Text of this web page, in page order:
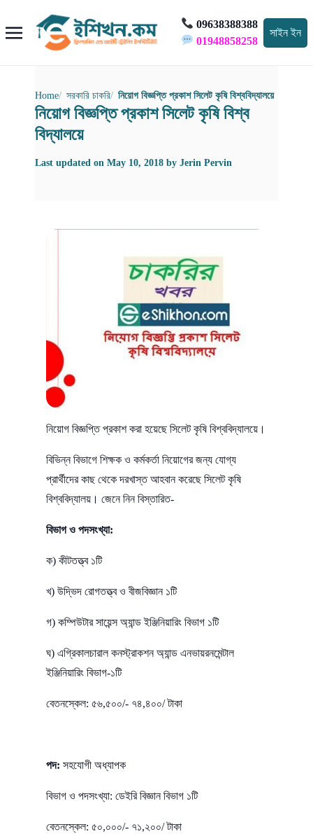
09638388388
01948858258
সাইন ইন
Home সরকারি চাকরি নিয়োগ বিজ্ঞপ্তি প্রকাশ সিলেট কৃষি বিশ্ববিদ্যালয়ে
নিয়োগ বিজ্ঞপ্তি প্রকাশ সিলেট কৃষি বিশ্ব
বিদ্যালয়ে
Last updated on May 10, 2018 by Jerin Pervin
নিয়োগ বিজ্ঞপ্তি প্রকাশ করা হয়েছে সিলেট কৃষি বিশ্ববিদ্যালয়ে।
বিভিন্ন বিভাগে শিক্ষক ও কর্মকর্তা নিয়োগের জন্য যোগ্য
প্রার্থীদের কাছ থেকে দরখাস্ত আহবান করেছে সিলেট কৃষি
বিশ্ববিদ্যালয়। জেনে নিন বিস্তারিত-
বিভাগ ও পদসংখ্যা:
ক) কীটতত্ত্ব ১টি
খ) উদ্ভিদ রোগতত্ত্ব ও বীজবিজ্ঞান ১টি
গ) কম্পিউটার সায়েন্স অ্যান্ড ইঞ্জিনিয়ারিং বিভাগ ১টি
ঘ) এগ্রিকালচারাল কনস্ট্রাকশন অ্যান্ড এনভায়রনমেন্টাল
ইঞ্জিনিয়ারিং বিভাগ-১টি
বেতনস্কেল: ৫৬,৫০০/- ৭৪,৪০০/ টাকা
পদ: সহযোগী অধ্যাপক
বিভাগ ও পদসংখ্যা: ডেইরি বিজ্ঞান বিভাগ ১টি
বেতনস্কেল: ৫০,০০০/- ৭১,২০০/ টাকা